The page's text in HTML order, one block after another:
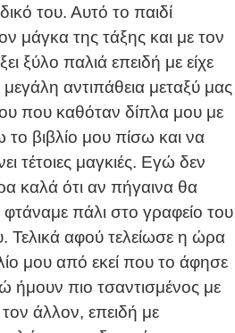
του. Αυτό το παιδί
μάγκα της τάξης και με τον
ξύλο παλιά επειδή με είχε
μεγάλη αντιπάθεια μεταξύ μας
που καθόταν δίπλα μου με
βιβλίο μου πίσω και να
τέτοιες μαγκιές. Εγώ δεν
καλά ότι αν πήγαινα θα
φτάναμε πάλι στο γραφείο του
Τελικά αφού τελείωσε η ώρα
μου από εκεί που το άφησε
ήμουν πιο τσαντισμένος με
άλλον, επειδή με